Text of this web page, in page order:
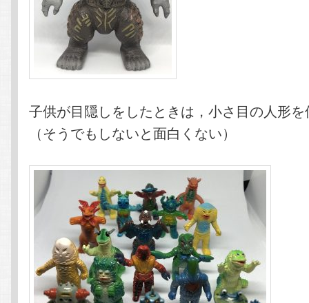
子供が目隠しをしたときは，小さ目の人形
（そうでもしないと面白くない）